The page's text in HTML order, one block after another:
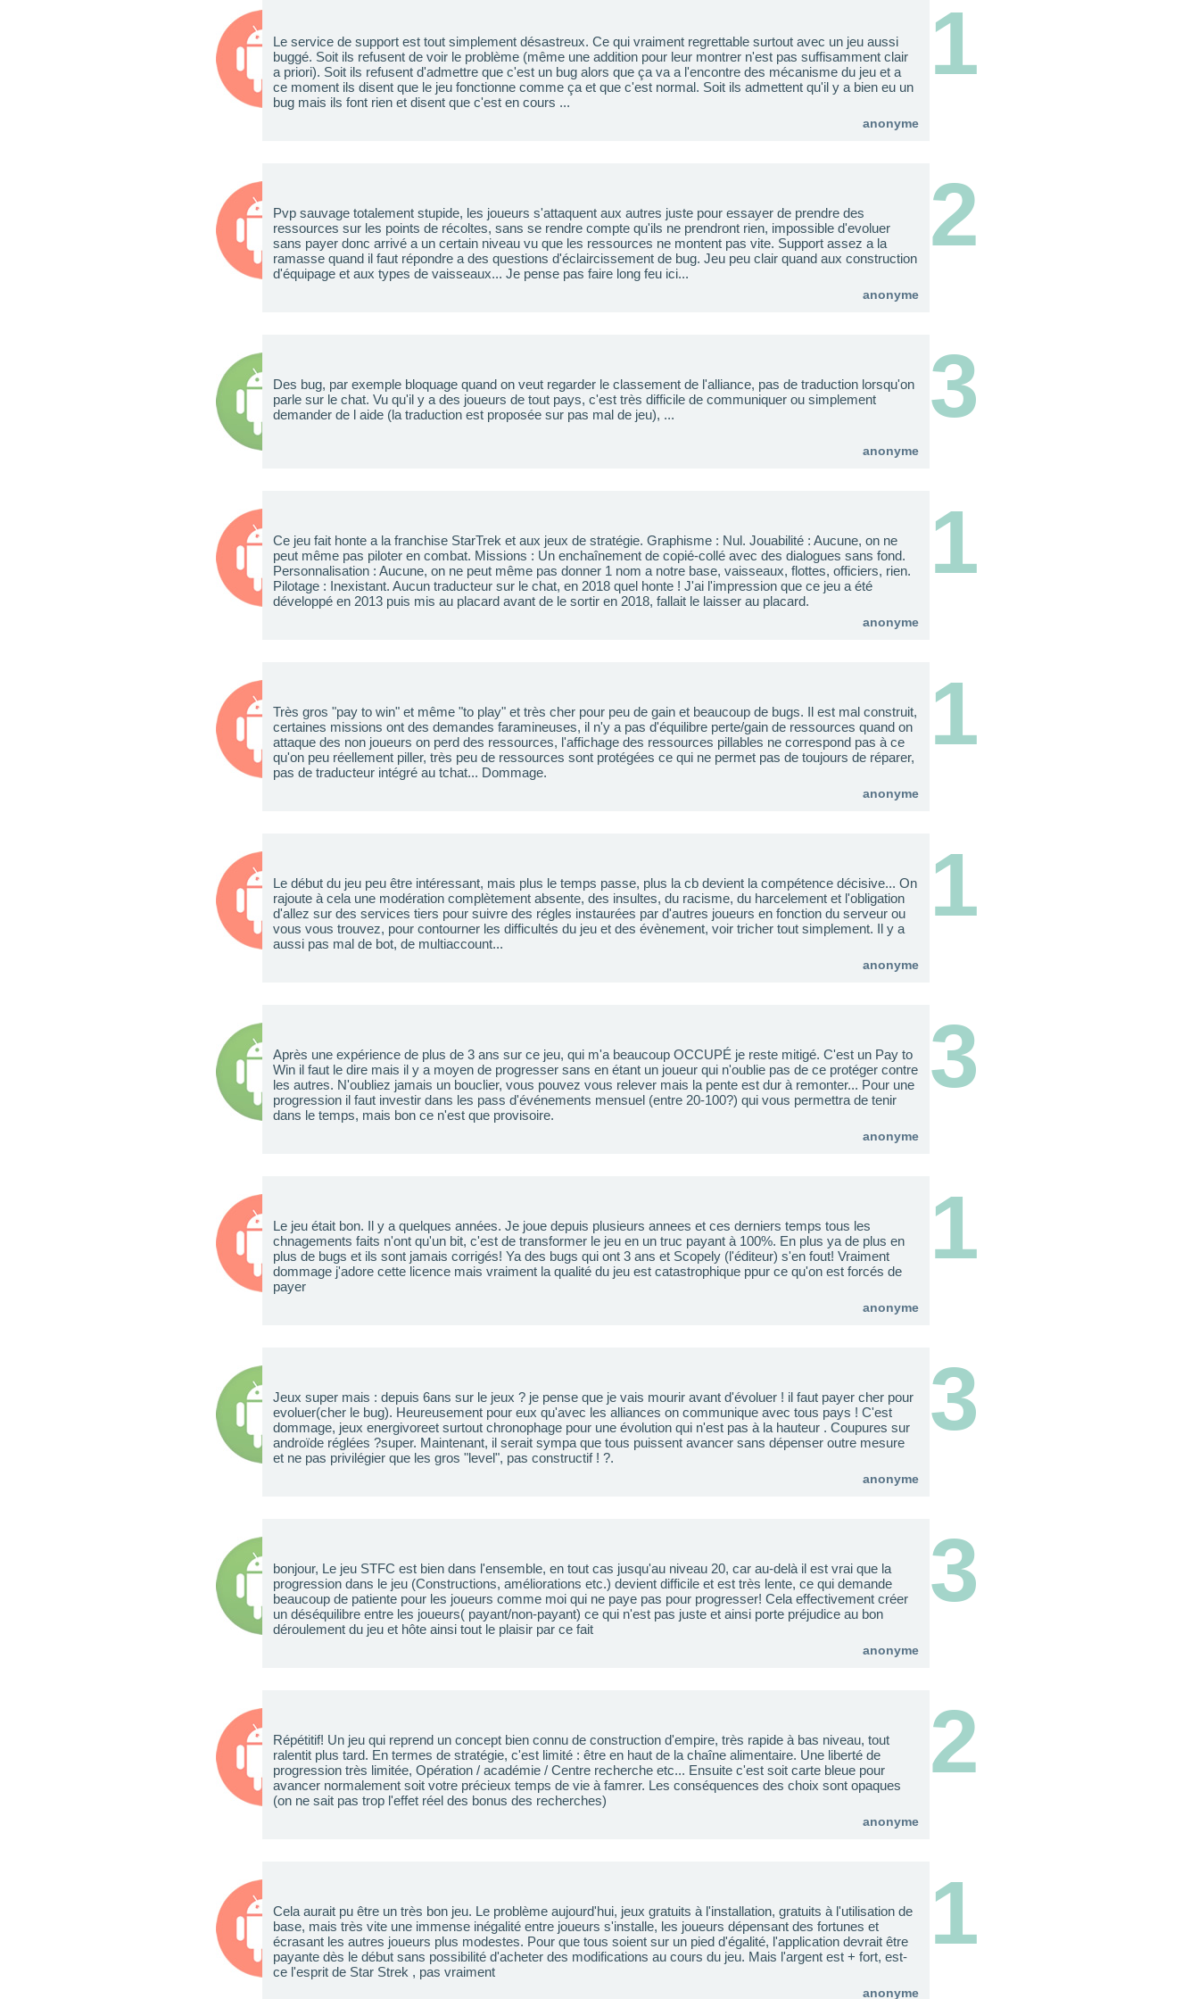
Le service de support est tout simplement désastreux. Ce qui vraiment regrettable surtout avec un jeu aussi
buggé. Soit ils refusent de voir le problème (même une addition pour leur montrer n'est pas suffisamment clair
a priori). Soit ils refusent d'admettre que c'est un bug alors que ça va a l'encontre des mécanisme du jeu et a
ce moment ils disent que le jeu fonctionne comme ça et que c'est normal. Soit ils admettent qu'il y a bien eu un
bug mais ils font rien et disent que c'est en cours ...
anonyme
1
Pvp sauvage totalement stupide, les joueurs s'attaquent aux autres juste pour essayer de prendre des
ressources sur les points de récoltes, sans se rendre compte qu'ils ne prendront rien, impossible d'evoluer
sans payer donc arrivé a un certain niveau vu que les ressources ne montent pas vite. Support assez a la
ramasse quand il faut répondre a des questions d'éclaircissement de bug. Jeu peu clair quand aux construction
d'équipage et aux types de vaisseaux... Je pense pas faire long feu ici...
anonyme
2
Des bug, par exemple bloquage quand on veut regarder le classement de l'alliance, pas de traduction lorsqu'on
parle sur le chat. Vu qu'il y a des joueurs de tout pays, c'est très difficile de communiquer ou simplement
demander de l aide (la traduction est proposée sur pas mal de jeu), ...
anonyme
3
Ce jeu fait honte a la franchise StarTrek et aux jeux de stratégie. Graphisme : Nul. Jouabilité : Aucune, on ne
peut même pas piloter en combat. Missions : Un enchaînement de copié-collé avec des dialogues sans fond.
Personnalisation : Aucune, on ne peut même pas donner 1 nom a notre base, vaisseaux, flottes, officiers, rien.
Pilotage : Inexistant. Aucun traducteur sur le chat, en 2018 quel honte ! J'ai l'impression que ce jeu a été
développé en 2013 puis mis au placard avant de le sortir en 2018, fallait le laisser au placard.
anonyme
1
Très gros "pay to win" et même "to play" et très cher pour peu de gain et beaucoup de bugs. Il est mal construit,
certaines missions ont des demandes faramineuses, il n'y a pas d'équilibre perte/gain de ressources quand on
attaque des non joueurs on perd des ressources, l'affichage des ressources pillables ne correspond pas à ce
qu'on peu réellement piller, très peu de ressources sont protégées ce qui ne permet pas de toujours de réparer,
pas de traducteur intégré au tchat... Dommage.
anonyme
1
Le début du jeu peu être intéressant, mais plus le temps passe, plus la cb devient la compétence décisive... On
rajoute à cela une modération complètement absente, des insultes, du racisme, du harcelement et l'obligation
d'allez sur des services tiers pour suivre des régles instaurées par d'autres joueurs en fonction du serveur ou
vous vous trouvez, pour contourner les difficultés du jeu et des évènement, voir tricher tout simplement. Il y a
aussi pas mal de bot, de multiaccount...
anonyme
1
Après une expérience de plus de 3 ans sur ce jeu, qui m'a beaucoup OCCUPÉ je reste mitigé. C'est un Pay to
Win il faut le dire mais il y a moyen de progresser sans en étant un joueur qui n'oublie pas de ce protéger contre
les autres. N'oubliez jamais un bouclier, vous pouvez vous relever mais la pente est dur à remonter... Pour une
progression il faut investir dans les pass d'événements mensuel (entre 20-100?) qui vous permettra de tenir
dans le temps, mais bon ce n'est que provisoire.
anonyme
3
Le jeu était bon. Il y a quelques années. Je joue depuis plusieurs annees et ces derniers temps tous les
chnagements faits n'ont qu'un bit, c'est de transformer le jeu en un truc payant à 100%. En plus ya de plus en
plus de bugs et ils sont jamais corrigés! Ya des bugs qui ont 3 ans et Scopely (l'éditeur) s'en fout! Vraiment
dommage j'adore cette licence mais vraiment la qualité du jeu est catastrophique ppur ce qu'on est forcés de
payer
anonyme
1
Jeux super mais : depuis 6ans sur le jeux ? je pense que je vais mourir avant d'évoluer ! il faut payer cher pour
evoluer(cher le bug). Heureusement pour eux qu'avec les alliances on communique avec tous pays ! C'est
dommage, jeux energivoreet surtout chronophage pour une évolution qui n'est pas à la hauteur . Coupures sur
androïde réglées ?super. Maintenant, il serait sympa que tous puissent avancer sans dépenser outre mesure
et ne pas privilégier que les gros "level", pas constructif ! ?.
anonyme
3
bonjour, Le jeu STFC est bien dans l'ensemble, en tout cas jusqu'au niveau 20, car au-delà il est vrai que la
progression dans le jeu (Constructions, améliorations etc.) devient difficile et est très lente, ce qui demande
beaucoup de patiente pour les joueurs comme moi qui ne paye pas pour progresser! Cela effectivement créer
un déséquilibre entre les joueurs( payant/non-payant) ce qui n'est pas juste et ainsi porte préjudice au bon
déroulement du jeu et hôte ainsi tout le plaisir par ce fait
anonyme
3
Répétitif! Un jeu qui reprend un concept bien connu de construction d'empire, très rapide à bas niveau, tout
ralentit plus tard. En termes de stratégie, c'est limité : être en haut de la chaîne alimentaire. Une liberté de
progression très limitée, Opération / académie / Centre recherche etc... Ensuite c'est soit carte bleue pour
avancer normalement soit votre précieux temps de vie à famrer. Les conséquences des choix sont opaques
(on ne sait pas trop l'effet réel des bonus des recherches)
anonyme
2
Cela aurait pu être un très bon jeu. Le problème aujourd'hui, jeux gratuits à l'installation, gratuits à l'utilisation de
base, mais très vite une immense inégalité entre joueurs s'installe, les joueurs dépensant des fortunes et
écrasant les autres joueurs plus modestes. Pour que tous soient sur un pied d'égalité, l'application devrait être
payante dès le début sans possibilité d'acheter des modifications au cours du jeu. Mais l'argent est + fort, est-
ce l'esprit de Star Strek , pas vraiment
anonyme
1